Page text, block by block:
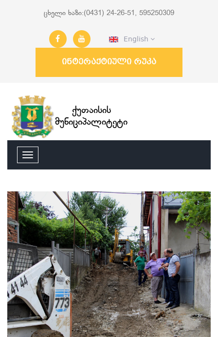
ცხელი ხაზი:(0431) 24-26-51, 595250309
English
ინტერაქტიული რუკა
ქუთაისის
მუნიციპალიტეტი